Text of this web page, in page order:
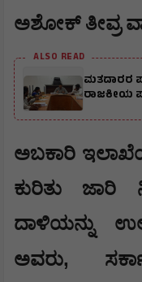
ಅಶೋಕ್ ತೀವ್ರ
ALSO READ
ಮತದಾರರ
ರಾಜಕೀಯ
​ಅಬಕಾರಿ
ಕುರಿತು ಜಾರಿ
ದಾಳಿಯನ್ನು
ಅವರು,